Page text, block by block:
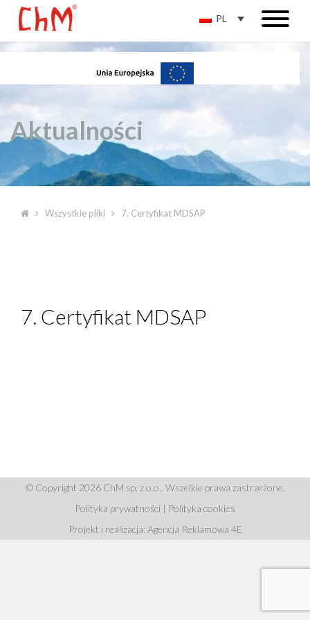
PL
Aktualności
Wszystkie pliki 7. Certyfikat MDSAP
7. Certyfikat MDSAP
© Copyright 2026 ChM sp. z o.o.. Wszelkie prawa zastrzeżone.
Polityka prywatności | Polityka cookies
Projekt i realizacja: Agencja Reklamowa 4E